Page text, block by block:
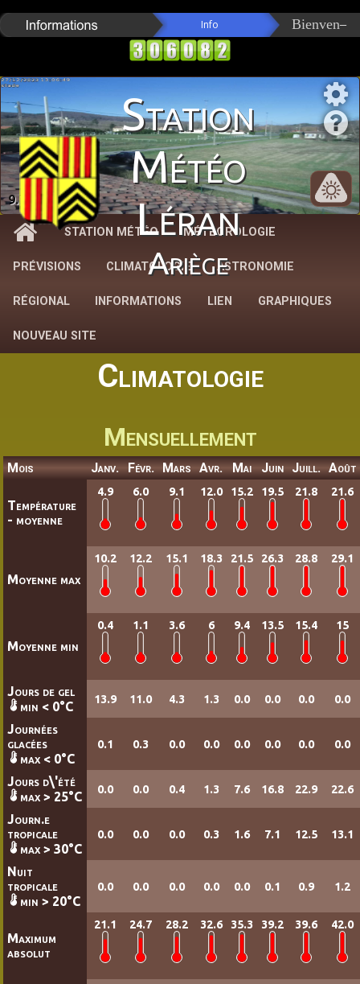
9.7 km/h
Station
Météo
Léran
Ariège
STATION MÉTÉO MÉTÉOROLOGIE
PRÉVISIONS CLIMATOLOGIE ASTRONOMIE
RÉGIONAL INFORMATIONS LIEN GRAPHIQUES
NOUVEAU SITE
Climatologie
Mensuellement
Mois Janv. Févr. Mars Avr. Mai Juin Juill. Août
Température
- moyenne
4.9 6.0 9.1 12.0 15.2 19.5 21.8 21.6
Moyenne max
10.2 12.2 15.1 18.3 21.5 26.3 28.8 29.1
Moyenne min
0.4 1.1 3.6 6 9.4 13.5 15.4 15
Jours de gel
min < 0°C
13.9 11.0 4.3 1.3 0.0 0.0 0.0 0.0
Journées
glacées
max < 0°C
0.1 0.3 0.0 0.0 0.0 0.0 0.0 0.0
Jours d\'été
max > 25°C
0.0 0.0 0.4 1.3 7.6 16.8 22.9 22.6
Journ.e
tropicale
max > 30°C
0.0 0.0 0.0 0.3 1.6 7.1 12.5 13.1
Nuit
tropicale
min > 20°C
0.0 0.0 0.0 0.0 0.0 0.1 0.9 1.2
Maximum
absolut
21.1 24.7 28.2 32.6 35.3 39.2 39.6 42.0